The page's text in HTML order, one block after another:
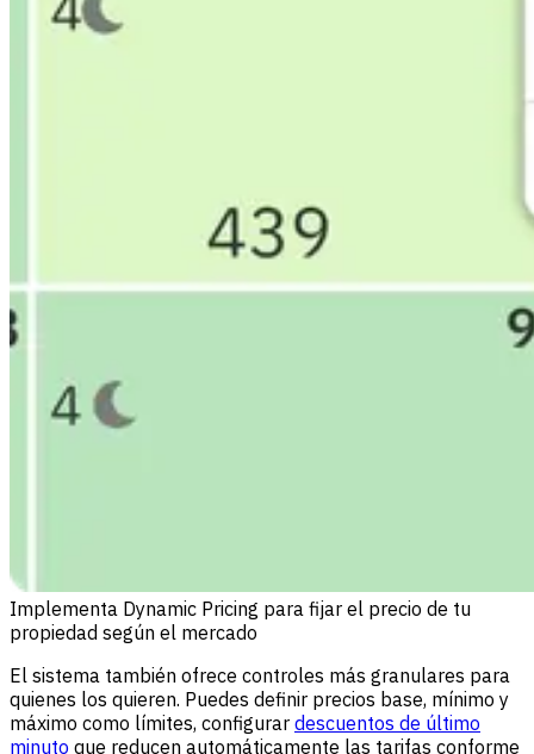
Implementa Dynamic Pricing para fijar el precio de tu
propiedad según el mercado
El sistema también ofrece controles más granulares para
quienes los quieren. Puedes definir precios base, mínimo y
máximo como límites, configurar descuentos de último
minuto que reducen automáticamente las tarifas conforme